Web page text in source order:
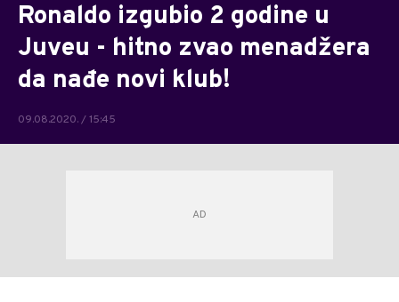
Ronaldo izgubio 2 godine u
Juveu - hitno zvao menadžera
da nađe novi klub!
09.08.2020. / 15:45